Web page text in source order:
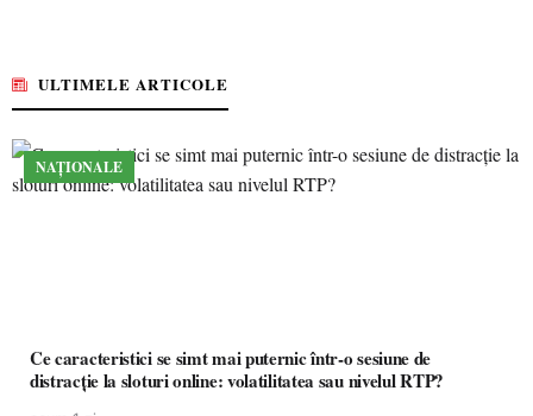
ULTIMELE ARTICOLE
NAȚIONALE
Ce caracteristici se simt mai puternic într-o sesiune de
distracție la sloturi online: volatilitatea sau nivelul RTP?